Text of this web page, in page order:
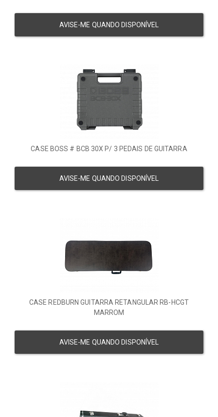
AVISE-ME QUANDO DISPONÍVEL
CASE BOSS # BCB 30X P/ 3 PEDAIS DE GUITARRA
AVISE-ME QUANDO DISPONÍVEL
CASE REDBURN GUITARRA RETANGULAR RB-HCGT
MARROM
AVISE-ME QUANDO DISPONÍVEL